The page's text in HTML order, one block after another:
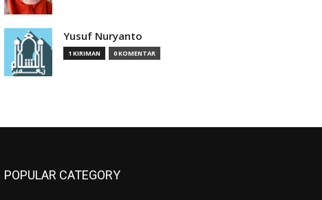
Yusuf Nuryanto
1 KIRIMAN 0 KOMENTAR
POPULAR CATEGORY